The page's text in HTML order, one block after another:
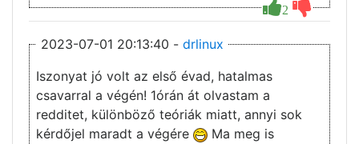
2
2023-07-01 20:13:40 - drlinux
Iszonyat jó volt az első évad, hatalmas
csavarral a végén! 1órán át olvastam a
redditet, különböző teóriák miatt, annyi sok
kérdőjel maradt a végére
Ma meg is